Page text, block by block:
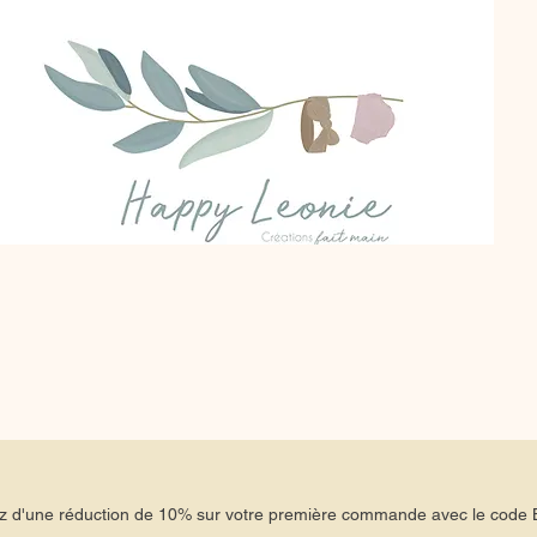
d'une réduction de 10% sur votre première commande avec le code